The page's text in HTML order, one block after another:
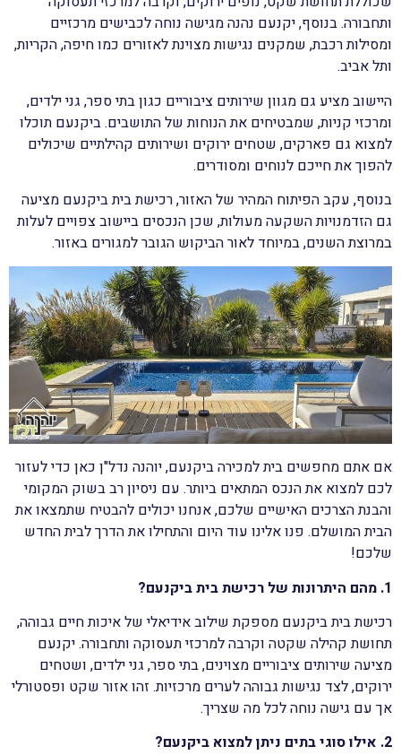
ותחבורה. בנוסף, יקנעם נהנה מגישה נוחה לכבישים מרכזיים
ומסילות רכבת, שמקנים נגישות מצוינת לאזורים כמו חיפה, הקריות,
ותל אביב.
היישוב מציע גם מגוון שירותים ציבוריים כגון בתי ספר, גני ילדים,
ומרכזי קניות, שמבטיחים את הנוחות של התושבים. ביקנעם תוכלו
למצוא גם פארקים, שטחים ירוקים ושירותים קהילתיים שיכולים
להפוך את חייכם לנוחים ומסודרים.
בנוסף, עקב הפיתוח המהיר של האזור, רכישת בית ביקנעם מציעה
גם הזדמנויות השקעה מעולות, שכן הנכסים ביישוב צפויים לעלות
במרוצת השנים, במיוחד לאור הביקוש הגובר למגורים באזור.
אם אתם מחפשים בית למכירה ביקנעם, יוהנה נדל"ן כאן כדי לעזור
לכם למצוא את הנכס המתאים ביותר. עם ניסיון רב בשוק המקומי
והבנת הצרכים האישיים שלכם, אנחנו יכולים להבטיח שתמצאו את
הבית המושלם. פנו אלינו עוד היום והתחילו את הדרך לבית החדש
שלכם!
1. מהם היתרונות של רכישת בית ביקנעם?
רכישת בית ביקנעם מספקת שילוב אידיאלי של איכות חיים גבוהה,
תחושת קהילה שקטה וקרבה למרכזי תעסוקה ותחבורה. יקנעם
מציעה שירותים ציבוריים מצוינים, בתי ספר, גני ילדים, ושטחים
ירוקים, לצד נגישות גבוהה לערים מרכזיות. זהו אזור שקט ופסטורלי
אך עם גישה נוחה לכל מה שצריך.
2. אילו סוגי בתים ניתן למצוא ביקנעם?